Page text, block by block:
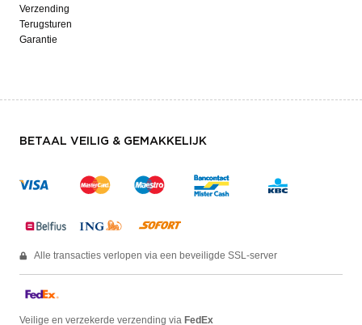
Verzending
Terugsturen
Garantie
BETAAL VEILIG & GEMAKKELIJK
Alle transacties verlopen via een beveiligde SSL-server
Veilige en verzekerde verzending via FedEx